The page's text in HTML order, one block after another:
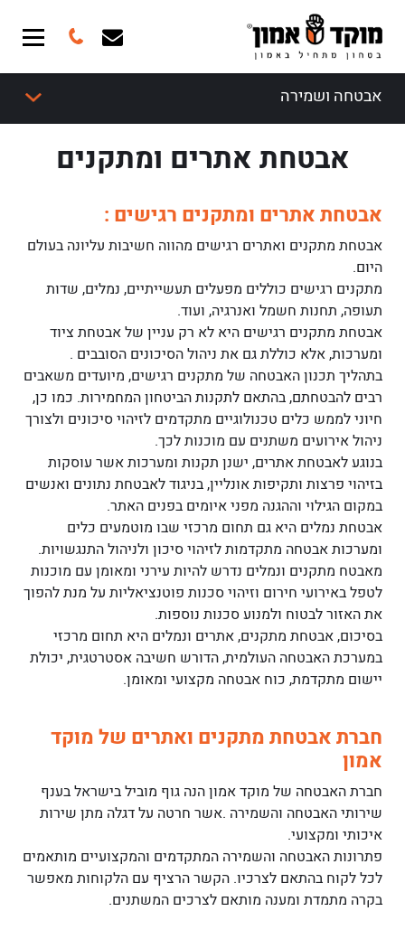
אבטחה ושמירה
אבטחת אתרים ומתקנים
אבטחת אתרים ומתקנים רגישים :
אבטחת מתקנים ואתרים רגישים מהווה חשיבות עליונה בעולם
היום.
מתקנים רגישים כוללים מפעלים תעשייתיים, נמלים, שדות
תעופה, תחנות חשמל ואנרגיה, ועוד.
אבטחת מתקנים רגישים היא לא רק עניין של אבטחת ציוד
ומערכות, אלא כוללת גם את ניהול הסיכונים הסובבים .
בתהליך תכנון האבטחה של מתקנים רגישים, מיועדים משאבים
רבים להבטחתם, בהתאם לתקנות הביטחון המחמירות. כמו כן,
חיוני לממש כלים טכנולוגיים מתקדמים לזיהוי סיכונים ולצורך
ניהול אירועים משתנים עם מוכנות לכך.
בנוגע לאבטחת אתרים, ישנן תקנות ומערכות אשר עוסקות
בזיהוי פרצות ותקיפות אונליין, בניגוד לאבטחת נתונים ואנשים
במקום הגילוי וההגנה מפני איומים בפנים האתר.
אבטחת נמלים היא גם תחום מרכזי שבו מוטמעים כלים
ומערכות אבטחה מתקדמות לזיהוי סיכון ולניהול התנגשויות.
מאבטח מתקנים ונמלים נדרש להיות עירני ומאומן עם מוכנות
לטפל באירועי חירום וזיהוי סכנות פוטנציאליות על מנת להפוך
את האזור לבטוח ולמנוע סכנות נוספות.
בסיכום, אבטחת מתקנים, אתרים ונמלים היא תחום מרכזי
במערכת האבטחה העולמית, הדורש חשיבה אסטרטגית, יכולת
יישום מתקדמת, כוח אבטחה מקצועי ומאומן.
חברת אבטחת מתקנים ואתרים של מוקד
אמון
חברת האבטחה של מוקד אמון הנה גוף מוביל בישראל בענף
שירותי האבטחה והשמירה .אשר חרטה על דגלה מתן שירות
איכותי ומקצועי.
פתרונות האבטחה והשמירה המתקדמים והמקצועיים מותאמים
לכל לקוח בהתאם לצרכיו. הקשר הרציף עם הלקוחות מאפשר
בקרה מתמדת ומענה מותאם לצרכים המשתנים.